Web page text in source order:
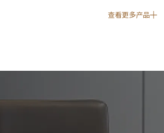
查看更多产品